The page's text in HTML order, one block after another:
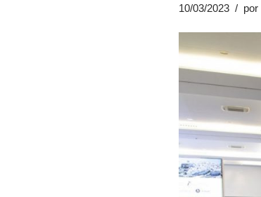
10/03/2023 por